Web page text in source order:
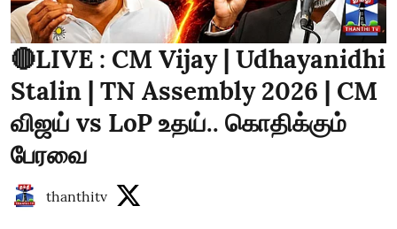
🔴LIVE : CM Vijay | Udhayanidhi
Stalin | TN Assembly 2026 | CM
விஜய் vs LoP உதய்.. கொதிக்கும்
பேரவை
thanthitv